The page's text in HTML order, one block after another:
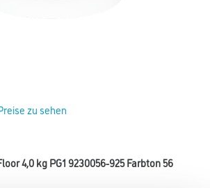
zu sehen
4,0 kg PG1 9230056-925 Farbton 56